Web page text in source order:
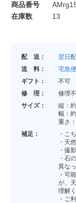
商品番号
在庫数
13
配 送： 翌日
送 料：
宅急
ギフト：
不可
修 理：
修理
サイズ：
縦：
幅：
重さ
補足：
・こ
・天
・撮
・石
異な
・可
が、
理解
・ご